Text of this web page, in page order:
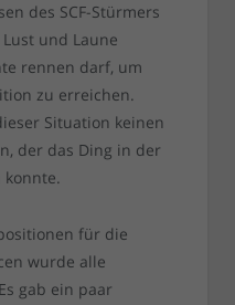
des SCF-Stürmers
und Laune
rennen darf, um
zu erreichen.
Situation keinen
der das Ding in der
konnte.
für die
wurde alle
gab ein paar